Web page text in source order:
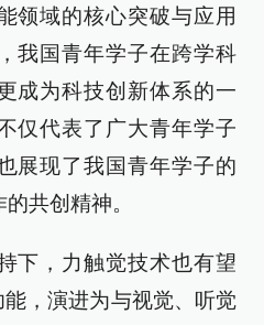
领域的核心突破与应用
我国青年学子在跨学科
成为科技创新体系的一
仅代表了广大青年学子
展现了我国青年学子的
共创精神。
下，力触觉技术也有望
能，演进为与视觉、听觉